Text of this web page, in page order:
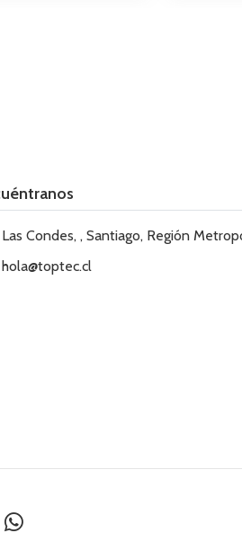
Las Condes, , Santiago, Región
hola@toptec.cl